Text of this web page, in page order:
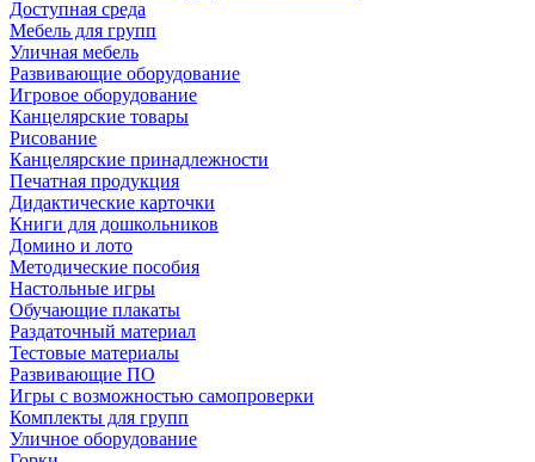
Доступная среда
Мебель для групп
Уличная мебель
Развивающие оборудование
Игровое оборудование
Канцелярские товары
Рисование
Канцелярские принадлежности
Печатная продукция
Дидактические карточки
Книги для дошкольников
Домино и лото
Методические пособия
Настольные игры
Обучающие плакаты
Раздаточный материал
Тестовые материалы
Развивающие ПО
Игры с возможностью самопроверки
Комплекты для групп
Уличное оборудование